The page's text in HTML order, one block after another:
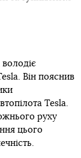
Він пояснив
Tesla.
руху
цього